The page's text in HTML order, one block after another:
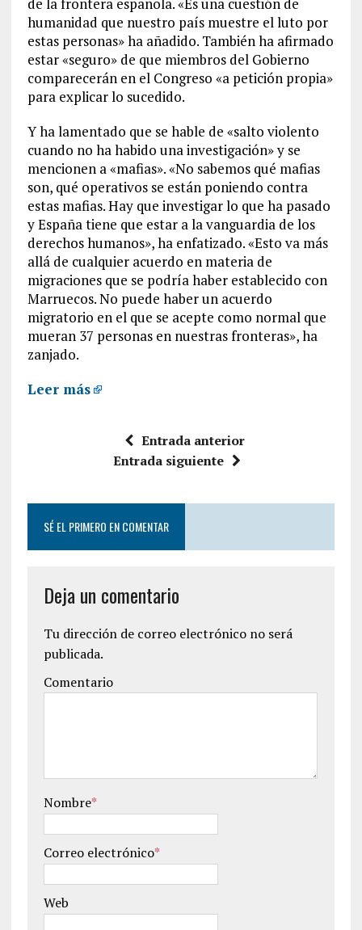
humanidad que nuestro país muestre el luto por
estas personas» ha añadido. También ha afirmado
estar «seguro» de que miembros del Gobierno
comparecerán en el Congreso «a petición propia»
para explicar lo sucedido.
Y ha lamentado que se hable de «salto violento
cuando no ha habido una investigación» y se
mencionen a «mafias». «No sabemos qué mafias
son, qué operativos se están poniendo contra
estas mafias. Hay que investigar lo que ha pasado
y España tiene que estar a la vanguardia de los
derechos humanos», ha enfatizado. «Esto va más
allá de cualquier acuerdo en materia de
migraciones que se podría haber establecido con
Marruecos. No puede haber un acuerdo
migratorio en el que se acepte como normal que
mueran 37 personas en nuestras fronteras», ha
zanjado.
Leer más
Entrada anterior
Entrada siguiente
SÉ EL PRIMERO EN COMENTAR
Deja un comentario
Tu dirección de correo electrónico no será
publicada.
Comentario
Nombre*
Correo electrónico*
Web